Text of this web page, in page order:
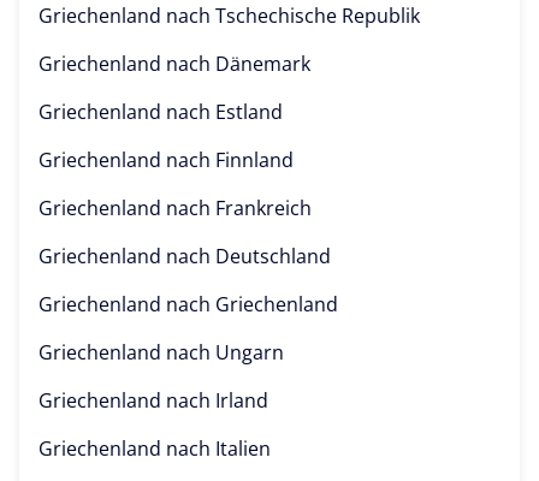
Griechenland nach Tschechische Republik
Griechenland nach Dänemark
Griechenland nach Estland
Griechenland nach Finnland
Griechenland nach Frankreich
Griechenland nach Deutschland
Griechenland nach Griechenland
Griechenland nach Ungarn
Griechenland nach Irland
Griechenland nach Italien